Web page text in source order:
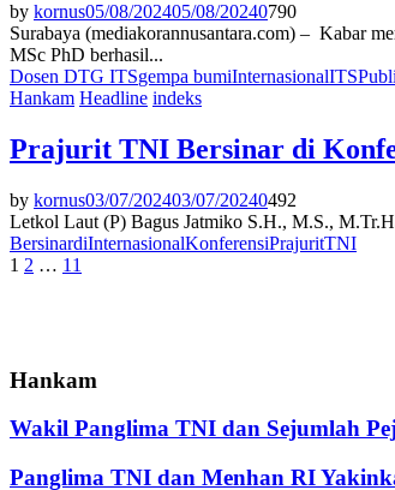
by kornus05/08/202405/08/20240790
Surabaya (mediakorannusantara.com) – Kabar
MSc PhD berhasil...
Dosen DTG ITSgempa bumiInternasionalITS
Hankam Headline indeks
Prajurit TNI Bersinar di
by kornus03/07/202403/07/20240492
Letkol Laut (P) Bagus Jatmiko S.H., M.S.,
BersinardiInternasionalKonferensiPrajuritTNI
Paginasi
1 2 … 11
Hankam
Wakil Panglima TNI dan Sejumlah
Panglima TNI dan Menhan RI